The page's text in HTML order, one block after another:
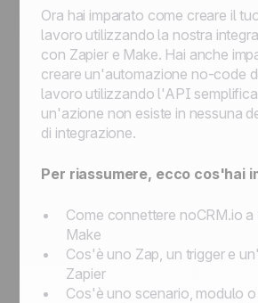
Ora hai imparato come creare il
lavoro utilizzando la nostra
con Zapier e Make. Hai anche
creare un'automazione no-code
lavoro utilizzando l'API
un'azione non esiste in nessuna
di integrazione.
Per riassumere, ecco cos'hai
Come connettere noCRM.io a
Make
Cos'è uno Zap, un trigger e
Zapier
Cos'è uno scenario, modulo o